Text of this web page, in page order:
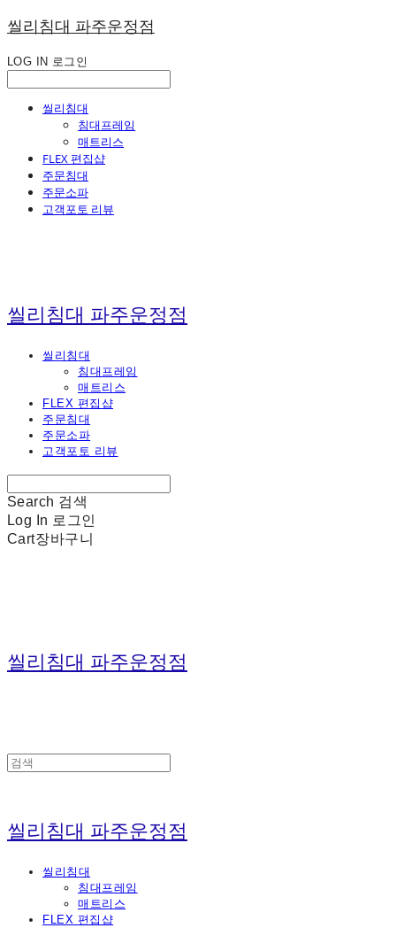
씰리침대 파주운정점
LOG IN 로그인
씰리침대
침대프레임
매트리스
FLEX 편집샵
주문침대
주문소파
고객포토 리뷰
씰리침대 파주운정점
씰리침대
침대프레임
매트리스
FLEX 편집샵
주문침대
주문소파
고객포토 리뷰
Search 검색
Log In 로그인
Cart장바구니
씰리침대 파주운정점
씰리침대 파주운정점
씰리침대
침대프레임
매트리스
FLEX 편집샵